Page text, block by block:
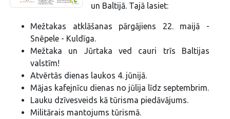
un Baltijā. Tajā lasiet:
Mežtakas atklāšanas pārgājiens 22. maijā -
Snēpele - Kuldīga.
Mežtaka un Jūrtaka ved cauri trīs Baltijas
valstīm!
Atvērtās dienas laukos 4. jūnijā.
Mājas kafejnīcu dienas no jūlija līdz septembrim.
Lauku dzīvesveids kā tūrisma piedāvājums.
Militārais mantojums tūrismā.